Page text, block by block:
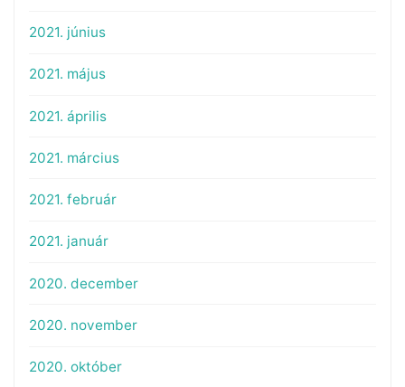
2021. június
2021. május
2021. április
2021. március
2021. február
2021. január
2020. december
2020. november
2020. október